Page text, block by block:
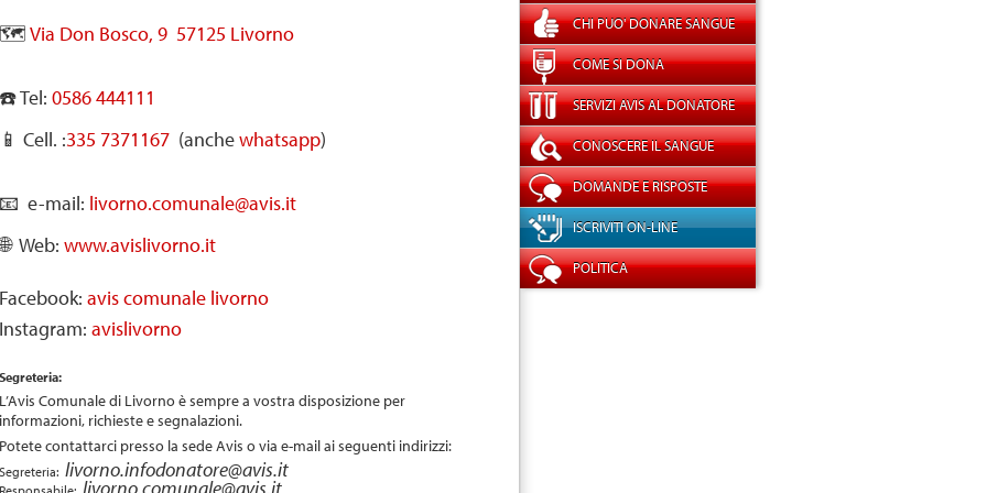
🗺️Via Don Bosco, 9 57125 Livorno
☎️​ Tel: 0586 444111
📱​ Cell. :335 7371167(anchewhatsapp)
📧​ e-mail: livorno.comunale@avis.it
Web: www.avislivorno.it
Facebook: avis comunale livorno
Instagram: avislivorno
Segreteria:
L’Avis Comunale di Livorno è sempre a vostra disposizione per
informazioni, richieste e segnalazioni.
Potete contattarci presso la sede Avis o via e-mail ai seguenti indirizzi:
Segreteria: livorno.infodonatore@avis.it
CHI PUO' DONARE SANGUE
COME SI DONA
SERVIZI AVIS AL DONATORE
CONOSCERE IL SANGUE
DOMANDE E RISPOSTE
ISCRIVITI ON-LINE
POLITICA